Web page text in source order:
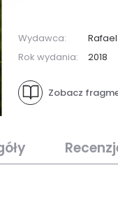
Wydawca:
Rafael
Rok wydania:
2018
Zobacz